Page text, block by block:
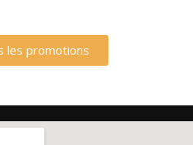
les promotions